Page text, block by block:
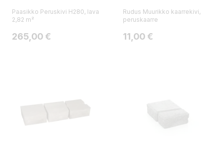
Paasikko Peruskivi H280, lava
2,82 m²
Hinta
265,00 €
Rudus Muurikko kaarrekivi,
peruskaarre
Hinta
11,00 €